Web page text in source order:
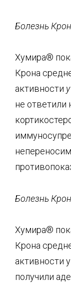
Болезнь
Хумира®
Крона
активности у
не ответили
Болезнь
Хумира®
Крона
активности
получили